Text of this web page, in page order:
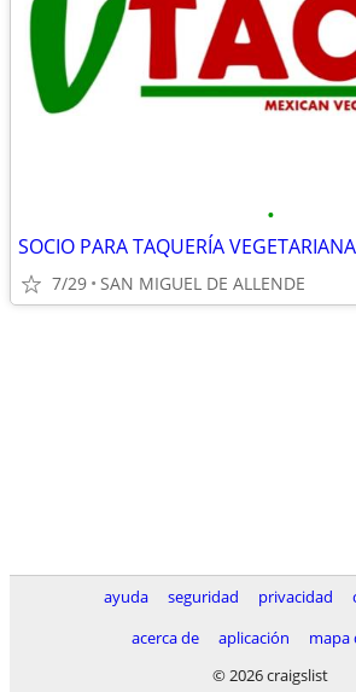
•
SOCIO PARA TAQUERÍA VEGETARIANA
7/29 SAN MIGUEL DE ALLENDE
ayuda seguridad privacidad
acerca de
aplicación
mapa
© 2026 craigslist